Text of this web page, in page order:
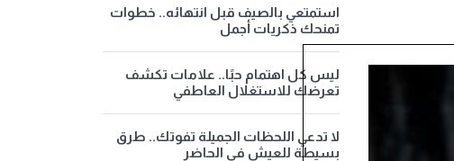
استمتعي بالصيف قبل انتهائه.. خطوات
تمنحك ذكريات أجمل
ليس كل اهتمام حبًا.. علامات تكشف
تعرضك للاستغلال العاطفي
لا تدعي اللحظات الجميلة تفوتك.. طرق
بسيطة للعيش في الحاضر